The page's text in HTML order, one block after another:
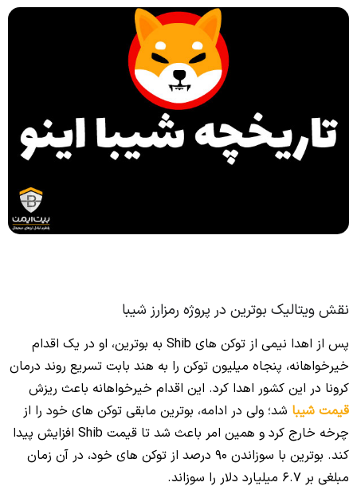
نقش ویتالیک بوترین در پروژه رمزارز شیبا
پس از اهدا نیمی از توکن های Shib به بوترین، او در یک اقدام
خیرخواهانه، پنجاه میلیون توکن را به هند بابت تسریع روند درمان
کرونا در این کشور اهدا کرد. این اقدام خیرخواهانه باعث ریزش
قیمت شیبا شد؛ ولی در ادامه، بوترین مابقی توکن های خود را از
چرخه خارج کرد و همین امر باعث شد تا قیمت Shib افزایش پیدا
کند. بوترین با سوزاندن 90 درصد از توکن های خود، در آن زمان
مبلغی بر 6.7 میلیارد دلار را سوزاند.